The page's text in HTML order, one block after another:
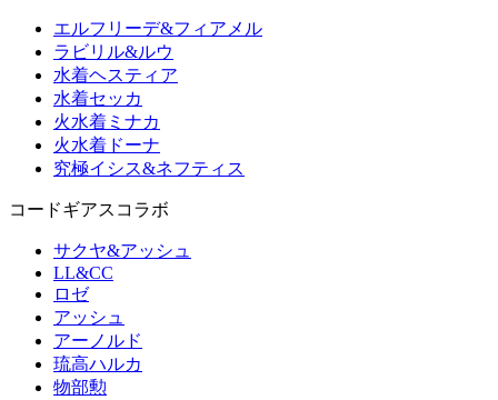
エルフリーデ&フィアメル
ラビリル&ルウ
水着ヘスティア
水着セッカ
火水着ミナカ
火水着ドーナ
究極イシス&ネフティス
コードギアスコラボ
サクヤ&アッシュ
LL&CC
ロゼ
アッシュ
アーノルド
琉高ハルカ
物部勲